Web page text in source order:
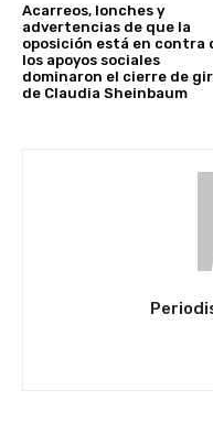
Acarreos, lonches y
advertencias de que la
oposición está en contra
los apoyos sociales
dominaron el cierre de
de Claudia Sheinbaum